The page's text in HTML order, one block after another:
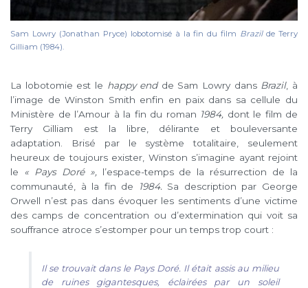
Sam Lowry (Jonathan Pryce) lobotomisé à la fin du film Brazilde Terry
Gilliam (1984).
La lobotomie est le happy end de Sam Lowry dans Brazil, à
l’image de Winston Smith enfin en paix dans sa cellule du
Ministère de l’Amour à la fin du roman 1984, dont le film de
Terry Gilliam est la libre, délirante et bouleversante
adaptation. Brisé par le système totalitaire, seulement
heureux de toujours exister, Winston s’imagine ayant rejoint
le « Pays Doré », l’espace-temps de la résurrection de la
communauté, à la fin de
1984.Sa description par George
Orwell n’est pas dans évoquer les sentiments d’une victime
des camps de concentration ou d’extermination qui voit sa
souffrance atroce s’estomper pour un temps trop court :
Il se trouvait dans le Pays Doré. Il était assis au milieu
de ruines gigantesques, éclairées par un soleil